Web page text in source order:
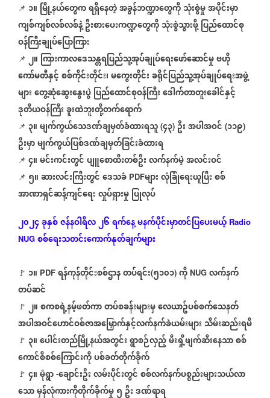
📌 ၁။ မြို့နယ်တွေကရရှိနေတဲ့အခွန်ဘဏ္ဍာတွေကိုသုံးစွဲမှုအပိုင်းမှာ
ကျစ်ကျစ်လစ်လစ်နဲ့ဦးစားပေးကဏ္ဍတွေကိုသုံးစွဲသွားဖို့ပြည်ထောင်စု
ဝန်ကြီးချုပ်ပြောကြား
📌 ၂။ ကြားကာလဒေသန္တရပြည်သူ့အုပ်ချုပ်ရေးဖော်ဆောင်မှုဗဟို
ကော်မတီနှင့်စစ်ကိုင်းတိုင်း၊မကွေးတိုင်းခရိုင်ပြည်သူ့အုပ်ချုပ်ရေးအဖွဲ့
များတွေ့ဆုံဆွေးနွေးပွဲပြည်ထောင်စုဝန်ကြီးဒေါက်တာတူးခေါင်နှင့်
ဒုတိယဝန်ကြီးခူးထဲဘူးတို့တက်ရောက်
📌 ၃။မျက်ကွယ်သေဒဏ်ချမှတ်ခံထားရသူ (၄၃) ဦးအပါအဝင် (၁၁၉)
ဦးမှာမျက်ကွယ်ပြစ်ဒဏ်ချမှတ်ခြင်းခံထားရ
📌 ၄။မင်းကင်းတွင်ပျူစောထီးတစ်ဦးလက်နက်မဲ့အလင်းဝင်
📌 ၅။ဆားလင်းကြီးတွင်ဒေသခံ PDFများလုံခြုံရေးယူပြီးစစ်
အာဏာရှင်ဆန့်ကျင်ရေးလှုပ်ရှားမှုပြုလုပ်
၂၀၂၄ခုနှစ်ဇန်နဝါရီလ၂၆ရက်နေ့မနက်ပိုင်းမှာတင်ပြပေးမယ့် Radio
NUG စစ်ရေးသတင်းကောက်နုတ်ချက်များ
🚩 ၁။ PDF ရန်ကုန်တိုင်းစစ်ဌာနတပ်ရင်း(၅၁၀၁) ကို NUG လက်နက်
တပ်ဆင်
🚩 ၂။စကစရဲ့နမ့်ဖတ်ကာတပ်စခန်းများမှလေယာဥ်ပစ်စက်သေနတ်
အပါအဝင်ဟောင်ဝစ်ဇာအမြှောက်နှင့်လက်နက်ခဲယမ်းများသိမ်းဆည်းရမိ
🚩 ၃။ပေါင်းတည်မြို့နယ်အတွင်းရွာစဉ်လှည့်မီးရှို့ဖျက်ဆီးနေသာစစ်
ကောင်စီစစ်ကြောင်းကိုပစ်ခတ်တိုက်ခိုက်
🚩 ၄။မုံရွာ -ချောင်းဦးလမ်းပိုင်းတွင်စစ်လက်နက်ပစ္စည်းများသယ်လာ
သောမှန်လုံကားကိုတိုက်ခိုက်မှု၅ ဦးဒဏ်ရာရ